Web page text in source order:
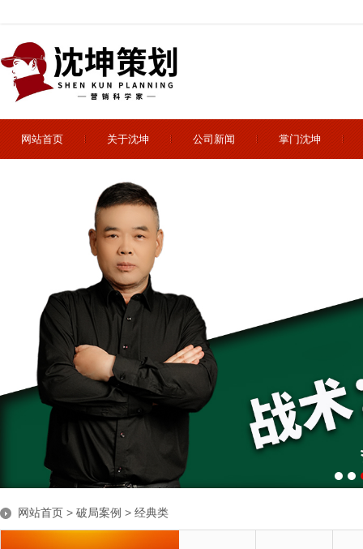
网站首页 关于沈坤 公司新闻 掌门沈坤
网站首页 > 破局案例 > 经典类